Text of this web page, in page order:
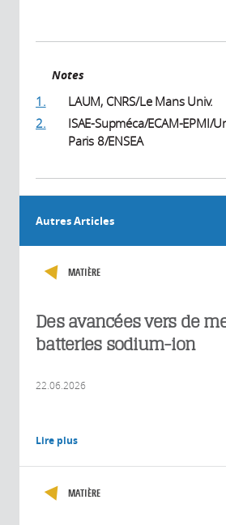
Notes
1.
LAUM, CNRS/Le Mans Univ.
2.
ISAE-Supméca/ECAM-EPMI/
Paris 8/ENSEA
Autres Articles
MATIÈRE
Des avancées vers de
batteries sodium-ion
22.06.2026
Lire plus
MATIÈRE